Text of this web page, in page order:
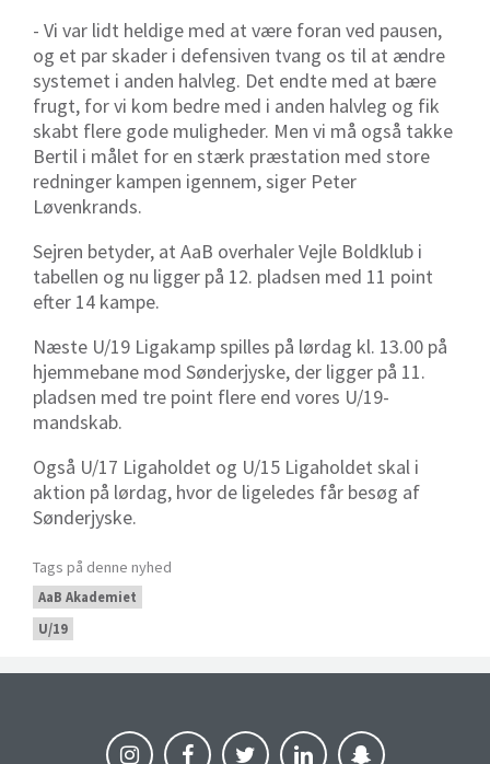
- Vi var lidt heldige med at være foran ved pausen,
og et par skader i defensiven tvang os til at ændre
systemet i anden halvleg. Det endte med at bære
frugt, for vi kom bedre med i anden halvleg og fik
skabt flere gode muligheder. Men vi må også takke
Bertil i målet for en stærk præstation med store
redninger kampen igennem, siger Peter
Løvenkrands.
Sejren betyder, at AaB overhaler Vejle Boldklub i
tabellen og nu ligger på 12. pladsen med 11 point
efter 14 kampe.
Næste U/19 Ligakamp spilles på lørdag kl. 13.00 på
hjemmebane mod Sønderjyske, der ligger på 11.
pladsen med tre point flere end vores U/19-
mandskab.
Også U/17 Ligaholdet og U/15 Ligaholdet skal i
aktion på lørdag, hvor de ligeledes får besøg af
Sønderjyske.
Tags på denne nyhed
AaB Akademiet
U/19